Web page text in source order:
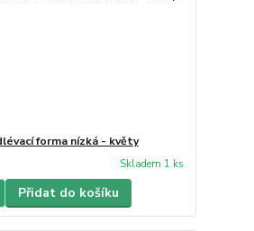
forma nízká - květy
Skladem 1 ks
Přidat do košíku